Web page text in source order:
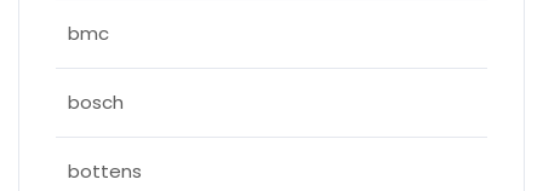
bmc
bosch
bottens